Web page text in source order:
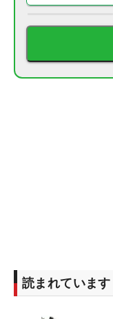
読まれています